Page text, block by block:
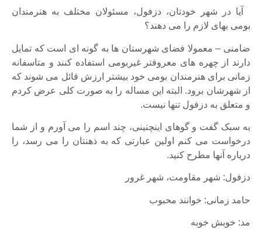
آیا در شهر خودتان، دزفول، مسئولان مختلف به هنرمندان
بومی بهای لازم را می دهند؟
ضامنی – معمولا فضای شهرستان ها به گونه ای است که تمایل
دارند از چهره های معروفتر غیربومی استفاده کنند و متاسفانه
زمانی برای هنرمندان بومی خود بیشتر ارزش قائل می شوند که
از شهرشان برود. البته این مساله را به صورت کلی عرض کردم
و متعلق به دزفول تنها نیست.
به سبک گفت و گوهای اینچنینی، چند اسم را می آورم و از شما
درخواست می کنم اولین عبارتی که به ذهنتان را می رسد، را
دریاره آنها مطرح کنید.
دزفول: شهر مقاومت، شهر غرور
حامد زمانی: خوانند محبوب
مد: خوبش خوبه